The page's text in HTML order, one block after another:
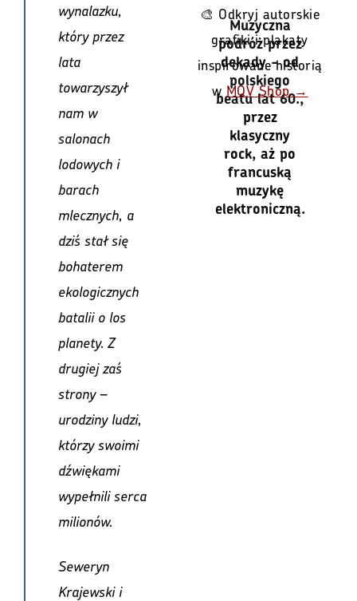
wynalazku,
który przez
lata
towarzyszył
nam w
salonach
lodowych i
barach
mlecznych, a
dziś stał się
bohaterem
ekologicznych
batalii o los
planety. Z
drugiej zaś
strony –
urodziny ludzi,
którzy swoimi
dźwiękami
wypełnili serca
milionów.
Seweryn
Krajewski i
Muzyczna
podróż przez
dekady - od
polskiego
beatu lat 60.,
przez
klasyczny
rock, aż po
francuską
muzykę
elektroniczną.
🎨 Odkryj autorskie
grafiki i plakaty
inspirowane historią
w MQV Shop →